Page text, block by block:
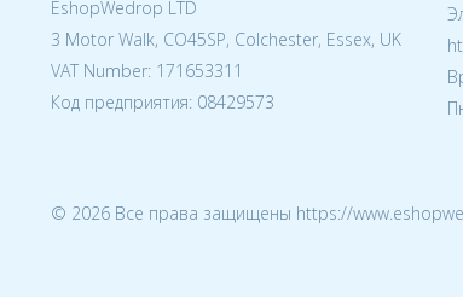
EshopWedrop LTD
3 Motor Walk, CO45SP, Colchester, Essex, UK
VAT Number: 171653311
Код предприятия: 08429573
© 2026 Все права защищены https://